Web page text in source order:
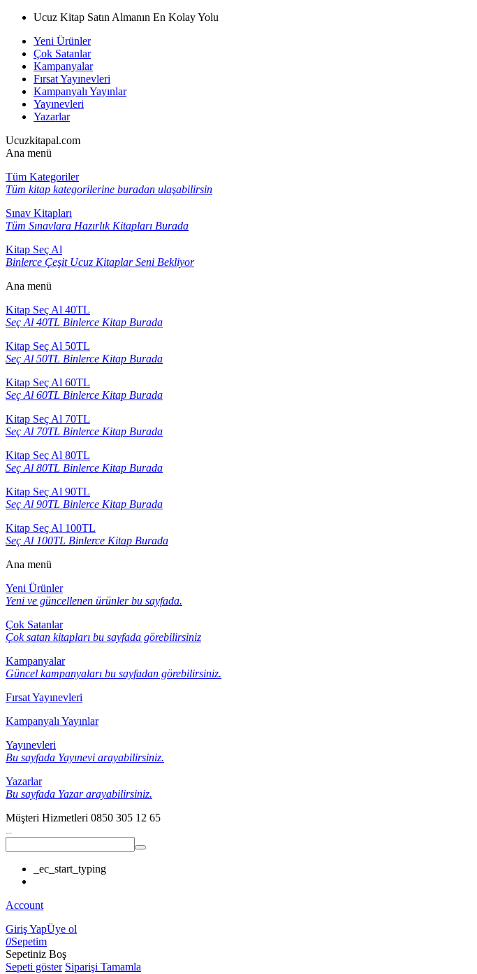
Ucuz Kitap Satın Almanın En Kolay Yolu
Yeni Ürünler
Çok Satanlar
Kampanyalar
Fırsat Yayınevleri
Kampanyalı Yayınlar
Yayınevleri
Yazarlar
Ucuzkitapal.com
Ana menü
Tüm Kategoriler
Tüm kitap kategorilerine buradan ulaşabilirsin
Sınav Kitapları
Tüm Sınavlara Hazırlık Kitapları Burada
Kitap Seç Al
Binlerce Çeşit Ucuz Kitaplar Seni Bekliyor
Ana menü
Kitap Seç Al 40TL
Seç Al 40TL Binlerce Kitap Burada
Kitap Seç Al 50TL
Seç Al 50TL Binlerce Kitap Burada
Kitap Seç Al 60TL
Seç Al 60TL Binlerce Kitap Burada
Kitap Seç Al 70TL
Seç Al 70TL Binlerce Kitap Burada
Kitap Seç Al 80TL
Seç Al 80TL Binlerce Kitap Burada
Kitap Seç Al 90TL
Seç Al 90TL Binlerce Kitap Burada
Kitap Seç Al 100TL
Seç Al 100TL Binlerce Kitap Burada
Ana menü
Yeni Ürünler
Yeni ve güncellenen ürünler bu sayfada.
Çok Satanlar
Çok satan kitapları bu sayfada görebilirsiniz
Kampanyalar
Güncel kampanyaları bu sayfadan görebilirsiniz.
Fırsat Yayınevleri
Kampanyalı Yayınlar
Yayınevleri
Bu sayfada Yayınevi arayabilirsiniz.
Yazarlar
Bu sayfada Yazar arayabilirsiniz.
Müşteri Hizmetleri 0850 305 12 65
_ec_start_typing
Account
Giriş YapÜye ol
0Sepetim
Sepetiniz Boş
Sepeti göster Siparişi Tamamla